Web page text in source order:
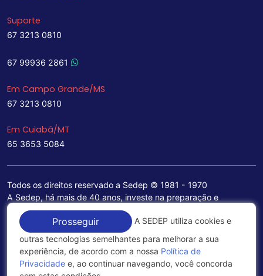
Suporte
67 3213 0810
67 99936 2861
Em Campo Grande/MS
67 3213 0810
Em Cuiabá/MT
65 3653 5084
Todos os direitos reservado a Sedep © 1981 - 1970
A Sedep, há mais de 40 anos, investe na preparação e
treinamento de funcionários e na aquisição de tecnologia de
ponta para a ampliação de seu portfólio de serviços voltados
para a área jurídica, que contemplam informações seguras e
excelentes soluções empresariais.
Política de Privacidade
Prosseguir
A SEDEP utiliza cookies e
outras tecnologias semelhantes para melhorar a sua
experiência, de acordo com a nossa Política de
Privacidade e, ao continuar navegando, você concorda